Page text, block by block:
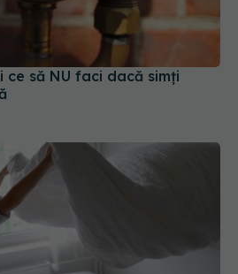
ce să NU faci dacă simți